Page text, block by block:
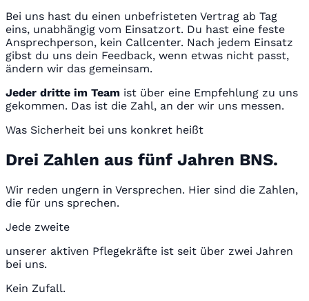
Bei uns hast du einen unbefristeten Vertrag ab Tag
eins, unabhängig vom Einsatzort. Du hast eine feste
Ansprechperson, kein Callcenter. Nach jedem Einsatz
gibst du uns dein Feedback, wenn etwas nicht passt,
ändern wir das gemeinsam.
Jeder dritte im Team ist über eine Empfehlung zu uns
gekommen. Das ist die Zahl, an der wir uns messen.
Was Sicherheit bei uns konkret heißt
Drei Zahlen aus fünf Jahren BNS.
Wir reden ungern in Versprechen. Hier sind die Zahlen,
die für uns sprechen.
Jede zweite
unserer aktiven Pflegekräfte ist seit über zwei Jahren
bei uns.
Kein Zufall.